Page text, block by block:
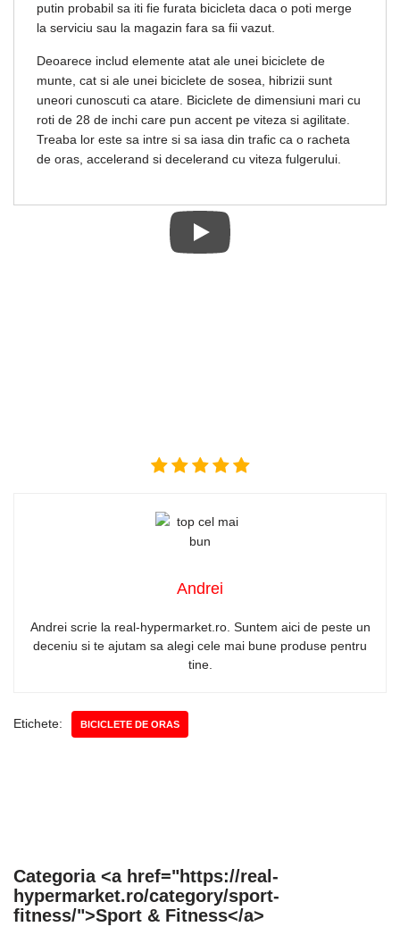
putin probabil sa iti fie furata bicicleta daca o poti merge
la serviciu sau la magazin fara sa fii vazut.
Deoarece includ elemente atat ale unei biciclete de
munte, cat si ale unei biciclete de sosea, hibrizii sunt
uneori cunoscuti ca atare. Biciclete de dimensiuni mari cu
roti de 28 de inchi care pun accent pe viteza si agilitate.
Treaba lor este sa intre si sa iasa din trafic ca o racheta
de oras, accelerand si decelerand cu viteza fulgerului.
Andrei
Andrei scrie la real-hypermarket.ro. Suntem aici de peste un
deceniu si te ajutam sa alegi cele mai bune produse pentru
tine.
Etichete: BICICLETE DE ORAS
Categoria <a href="https://real-
hypermarket.ro/category/sport-
fitness/">Sport & Fitness</a>